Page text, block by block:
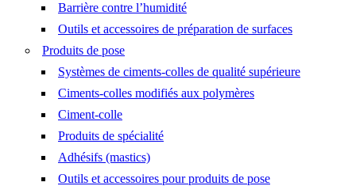
Barrière contre l’humidité
Outils et accessoires de préparation de surfaces
Produits de pose
Systèmes de ciments-colles de qualité supérieure
Ciments-colles modifiés aux polymères
Ciment-colle
Produits de spécialité
Adhésifs (mastics)
Outils et accessoires pour produits de pose